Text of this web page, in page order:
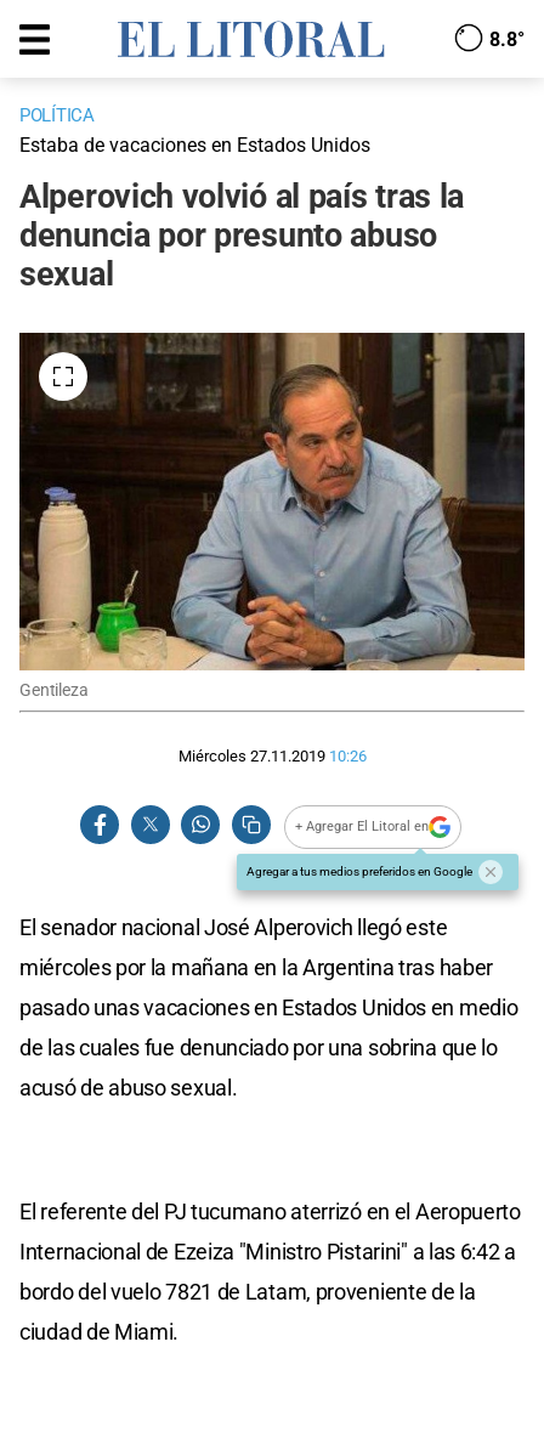
8.8°
POLÍTICA
Estaba de vacaciones en Estados Unidos
Alperovich volvió al país tras la
denuncia por presunto abuso
sexual
Gentileza
Miércoles 27.11.2019 10:26
+ Agregar El Litoral en
Agregar a tus medios preferidos en Google
El senador nacional José Alperovich llegó este
miércoles por la mañana en la Argentina tras haber
pasado unas vacaciones en Estados Unidos en medio
de las cuales fue denunciado por una sobrina que lo
acusó de abuso sexual.
El referente del PJ tucumano aterrizó en el Aeropuerto
Internacional de Ezeiza "Ministro Pistarini" a las 6:42 a
bordo del vuelo 7821 de Latam, proveniente de la
ciudad de Miami.